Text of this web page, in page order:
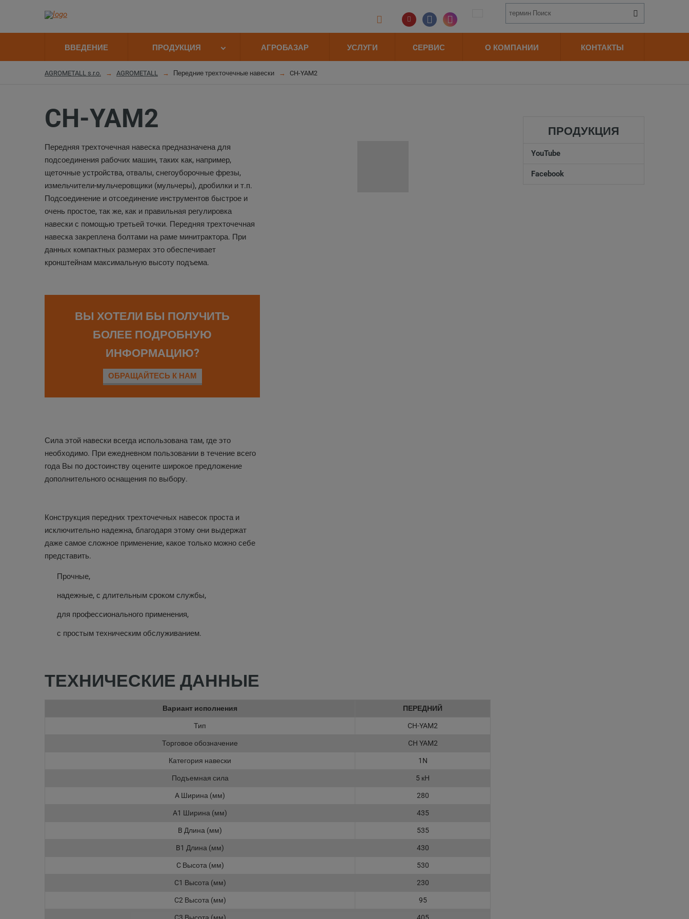
ВВЕДЕНИЕ ПРОДУКЦИЯ АГРОБАЗАР УСЛУГИ CЕРВИС О КОМПАНИИ КОНТАКТЫ
Поиск
AGROMETALL s.r.o. AGROMETALL Передние трехточечные навески CH-YAM2
CH-YAM2
Передняя трехточечная навеска предназначена для
подсоединения рабочих машин, таких как, например,
щеточные устройства, отвалы, снегоуборочные фрезы,
измельчители-мульчеровщики (мульчеры), дробилки и т.п.
Подсоединение и отсоединение инструментов быстрое и
очень простое, так же, как и правильная регулировка
навески с помощью третьей точки. Передняя трехточечная
навеска закреплена болтами на раме минитрактора. При
данных компактных размерах это обеспечивает
кронштейнам максимальную высоту подъема.
ВЫ ХОТЕЛИ БЫ ПОЛУЧИТЬ
БОЛЕЕ ПОДРОБНУЮ
ИНФОРМАЦИЮ?
ОБРАЩАЙТЕСЬ К НАМ
Сила этой навески всегда использована там, где это
необходимо. При ежедневном пользовании в течение всего
года Вы по достоинству оцените широкое предложение
дополнительного оснащения по выбору.
Конструкция передних трехточечных навесок проста и
исключительно надежна, благодаря этому они выдержат
даже самое сложное применение, какое только можно себе
представить.
Прочные,
надежные, с длительным сроком службы,
для профессионального применения,
с простым техническим обслуживанием.
ТЕХНИЧЕСКИЕ ДАННЫЕ
Вариант исполнения ПЕРЕДНИЙ
Тип CH-YAM2
Торговое обозначение CH YAM2
Категория навески 1N
Подъемная сила 5 кН
A Ширина (мм) 280
A1 Ширина (мм) 435
B Длина (мм) 535
B1 Длина (мм) 430
C Высота (мм) 530
C1 Высота (мм) 230
C2 Высота (мм) 95
ПРОДУКЦИЯ
YouTube
Facebook